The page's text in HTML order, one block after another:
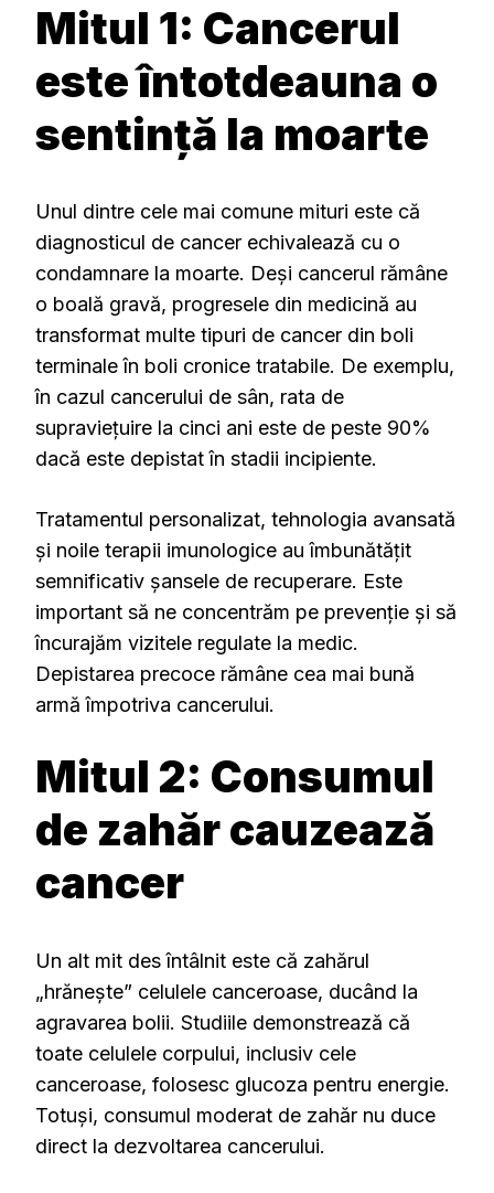
Mitul 1: Cancerul
este întotdeauna o
sentință la moarte
Unul dintre cele mai comune mituri este că
diagnosticul de cancer echivalează cu o
condamnare la moarte. Deși cancerul rămâne
o boală gravă, progresele din medicină au
transformat multe tipuri de cancer din boli
terminale în boli cronice tratabile. De exemplu,
în cazul cancerului de sân, rata de
supraviețuire la cinci ani este de peste 90%
dacă este depistat în stadii incipiente.
Tratamentul personalizat, tehnologia avansată
și noile terapii imunologice au îmbunătățit
semnificativ șansele de recuperare. Este
important să ne concentrăm pe prevenție și să
încurajăm vizitele regulate la medic.
Depistarea precoce rămâne cea mai bună
armă împotriva cancerului.
Mitul 2: Consumul
de zahăr cauzează
cancer
Un alt mit des întâlnit este că zahărul
„hrănește” celulele canceroase, ducând la
agravarea bolii. Studiile demonstrează că
toate celulele corpului, inclusiv cele
canceroase, folosesc glucoza pentru energie.
Totuși, consumul moderat de zahăr nu duce
direct la dezvoltarea cancerului.